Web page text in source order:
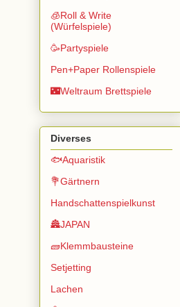
🧊Roll & Write
(Würfelspiele)
🥳Partyspiele
Pen+Paper Rollenspiele
🌃Weltraum Brettspiele
Diverses
🐟Aquaristik
💐Gärtnern
Handschattenspielkunst
🏯JAPAN
🧱Klemmbausteine
Setjetting
Lachen